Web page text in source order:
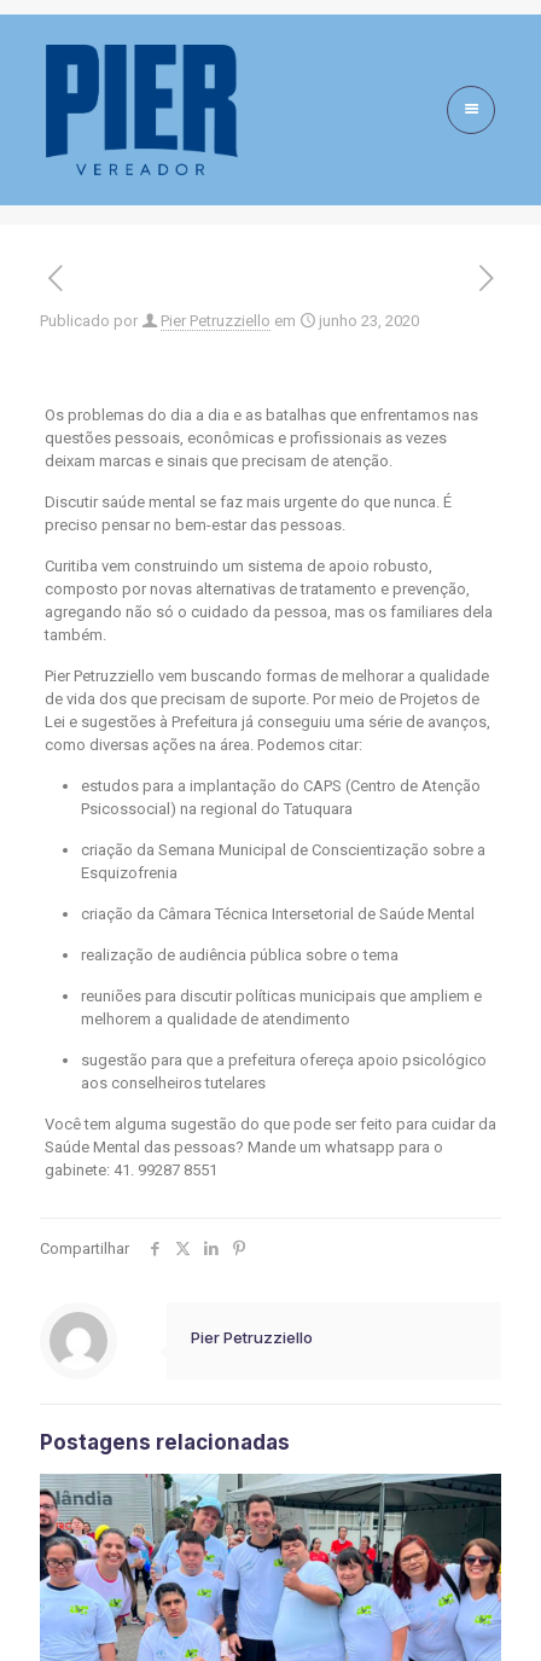
Janeiro Branco e a
necessidade de falar
sobre Saúde Mental
Publicado por Pier Petruzziello em junho 23, 2020
Os problemas do dia a dia e as batalhas que enfrentamos nas
questões pessoais, econômicas e profissionais as vezes
deixam marcas e sinais que precisam de atenção.
Discutir saúde mental se faz mais urgente do que nunca. É
preciso pensar no bem-estar das pessoas.
Curitiba vem construindo um sistema de apoio robusto,
composto por novas alternativas de tratamento e prevenção,
agregando não só o cuidado da pessoa, mas os familiares dela
também.
Pier Petruzziello vem buscando formas de melhorar a qualidade
de vida dos que precisam de suporte. Por meio de Projetos de
Lei e sugestões à Prefeitura já conseguiu uma série de avanços,
como diversas ações na área. Podemos citar:
estudos para a implantação do CAPS (Centro de Atenção
Psicossocial) na regional do Tatuquara
criação da Semana Municipal de Conscientização sobre a
Esquizofrenia
criação da Câmara Técnica Intersetorial de Saúde Mental
realização de audiência pública sobre o tema
reuniões para discutir políticas municipais que ampliem e
melhorem a qualidade de atendimento
sugestão para que a prefeitura ofereça apoio psicológico
aos conselheiros tutelares
Você tem alguma sugestão do que pode ser feito para cuidar da
Saúde Mental das pessoas? Mande um whatsapp para o
gabinete: 41. 99287 8551
Compartilhar
Pier Petruzziello
Postagens relacionadas